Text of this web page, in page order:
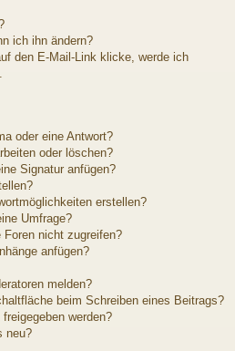
ich ihn ändern?
den E-Mail-Link klicke, werde ich
oder eine Antwort?
oder löschen?
Signatur anfügen?
erstellen?
Umfrage?
nicht zugreifen?
anfügen?
melden?
beim Schreiben eines Beitrags?
werden?
neu?